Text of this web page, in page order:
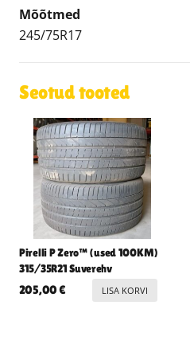
Mõõtmed
245/75R17
Seotud tooted
Pirelli P Zero™ (used 100KM)
315/35R21 Suverehv
205,00€ LISA KORVI